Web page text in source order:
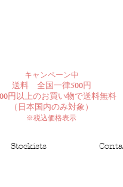
​キャンペーン中
送料 全国一律500円
円以上のお買い物で送料無料
​（日本国内のみ対象）
※税込価格表示
Stockists